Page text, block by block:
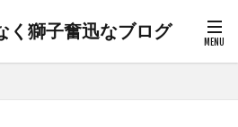
く獅子奮迅なブログ